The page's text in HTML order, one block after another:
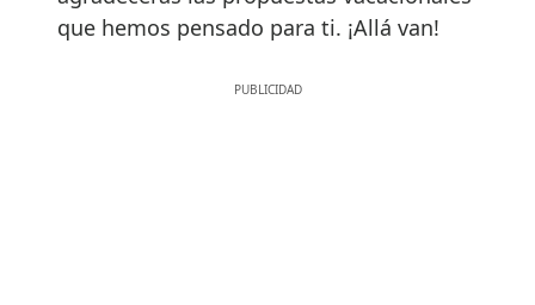
que hemos pensado para ti. ¡Allá van!